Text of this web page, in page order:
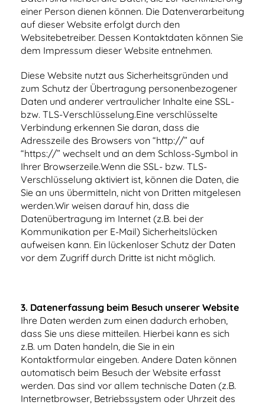
einer Person dienen können. Die Datenverarbeitung
auf dieser Website erfolgt durch den
Websitebetreiber. Dessen Kontaktdaten können Sie
dem Impressum dieser Website entnehmen.
Diese Website nutzt aus Sicherheitsgründen und
zum Schutz der Übertragung personenbezogener
Daten und anderer vertraulicher Inhalte eine SSL-
bzw. TLS-Verschlüsselung.Eine verschlüsselte
Verbindung erkennen Sie daran, dass die
Adresszeile des Browsers von “http://” auf
“https://” wechselt und an dem Schloss-Symbol in
Ihrer Browserzeile.Wenn die SSL- bzw. TLS-
Verschlüsselung aktiviert ist, können die Daten, die
Sie an uns übermitteln, nicht von Dritten mitgelesen
werden.Wir weisen darauf hin, dass die
Datenübertragung im Internet (z.B. bei der
Kommunikation per E-Mail) Sicherheitslücken
aufweisen kann. Ein lückenloser Schutz der Daten
vor dem Zugriff durch Dritte ist nicht möglich.
3. Datenerfassung beim Besuch unserer Website
Ihre Daten werden zum einen dadurch erhoben,
dass Sie uns diese mitteilen. Hierbei kann es sich
z.B. um Daten handeln, die Sie in ein
Kontaktformular eingeben. Andere Daten können
automatisch beim Besuch der Website erfasst
werden. Das sind vor allem technische Daten (z.B.
Internetbrowser, Betriebssystem oder Uhrzeit des